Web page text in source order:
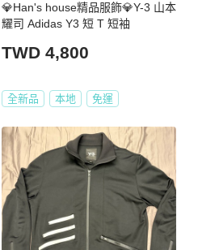
💎Han's house精品服飾💎Y-3 山本
耀司 Adidas Y3 短 T 短袖
TWD 4,800
全新品 本地 免運